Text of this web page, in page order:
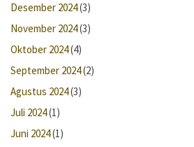
Desember 2024(3)
November 2024(3)
Oktober 2024(4)
September 2024(2)
Agustus 2024(3)
Juli 2024(1)
Juni 2024(1)